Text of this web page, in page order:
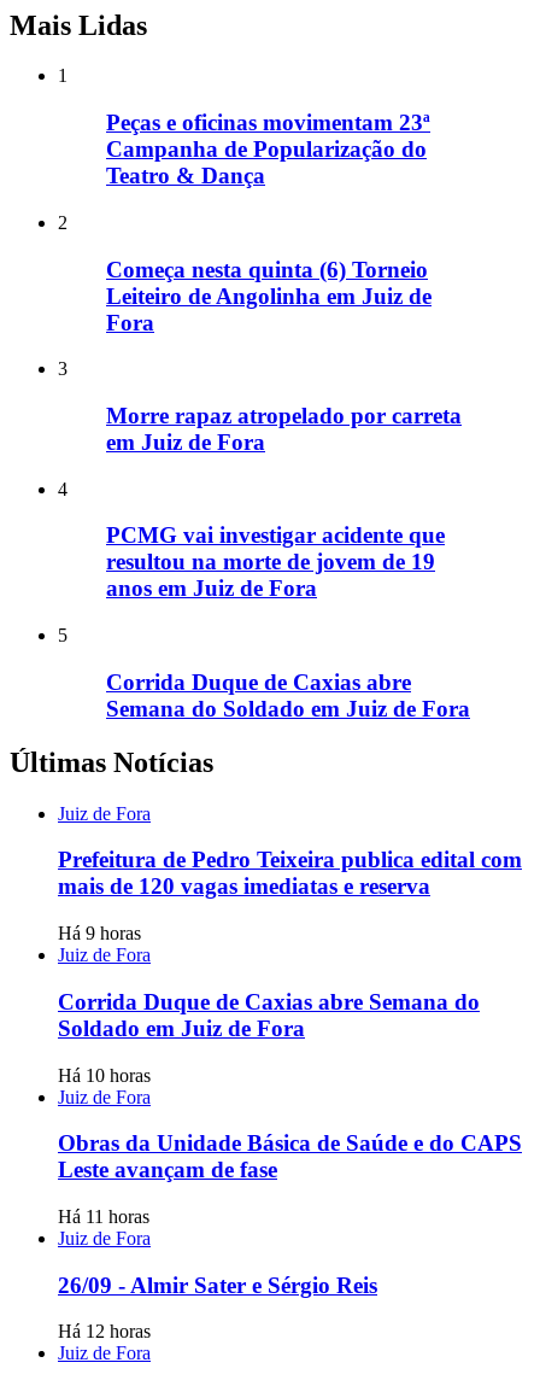
Mais Lidas
1
Peças e oficinas movimentam 23ª
Campanha de Popularização do
Teatro & Dança
2
Começa nesta quinta (6) Torneio
Leiteiro de Angolinha em Juiz de
Fora
3
Morre rapaz atropelado por carreta
em Juiz de Fora
4
PCMG vai investigar acidente que
resultou na morte de jovem de 19
anos em Juiz de Fora
5
Corrida Duque de Caxias abre
Semana do Soldado em Juiz de Fora
Últimas Notícias
Juiz de Fora
Prefeitura de Pedro Teixeira publica edital com
mais de 120 vagas imediatas e reserva
Há 9 horas
Juiz de Fora
Corrida Duque de Caxias abre Semana do
Soldado em Juiz de Fora
Há 10 horas
Juiz de Fora
Obras da Unidade Básica de Saúde e do CAPS
Leste avançam de fase
Há 11 horas
Juiz de Fora
26/09 - Almir Sater e Sérgio Reis
Há 12 horas
Juiz de Fora